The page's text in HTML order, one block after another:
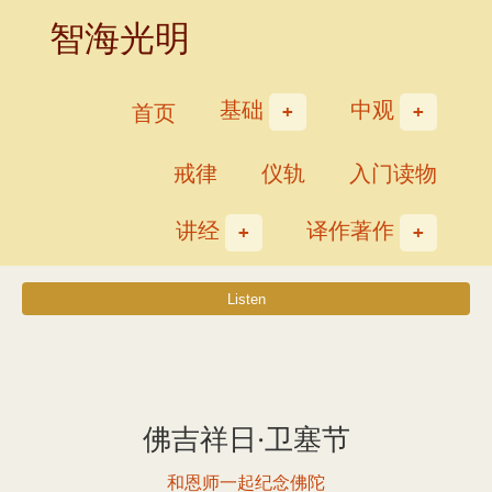
智海光明
首页 基础
中观
戒律
仪轨
入门读物
讲经
译作著作
佛吉祥日·卫塞节
和恩师一起纪念佛陀